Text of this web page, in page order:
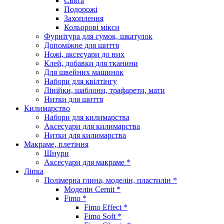
Подорожі
Захоплення
Кольорові мікси
Фурнітура для сумок, шкатулок
Допоміжне для шиття
Ножі, аксесуари до них
Клей, добавки для тканини
Для швейних машинок
Набори для квілтінгу
Лінійки, шаблони, трафарети, мати
Нитки для шиття
Килимарство
Набори для килимарства
Аксесуари для килимарства
Нитки для килимарства
Макраме, плетіння
Шнури
Аксесуари для макраме *
Ліпка
Полімерна глина, моделін, пластилін *
Моделін Cernit *
Fimo *
Fimo Effect *
Fimo Soft *